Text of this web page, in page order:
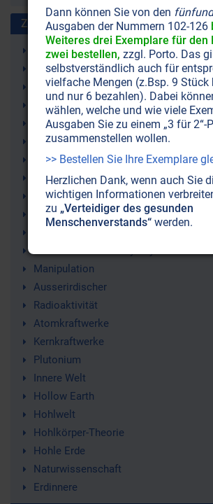
Zusammen benutzt mit:
Kernspaltung
CIA (Central Intelligence Agency)
UFOs
USA (Vereinigte Staaten von Amerika)
Verschwörungstheorien
Admiral Byrd
Amerika
Atomspaltung
Alternativ-Wissenschaft
Weltverschwörungstheorien
Manipulation
Ausserirdischer
Radioaktivität
Atomkraftwerke
Kernkraftwerke
Plutonium
Innere Welt
Hollow Earth
Hohlwelt
Hohlkörper-Theorie
Hohle Erde
Naturwissenschaft
Erdinnere
Dann können Sie von den
Ausgaben der Nummern 102-126
Weiteres drei Exemplare für den
zwei bestellen, zzgl. Porto. Das
selbstverständlich auch für
vielfache Mengen (z.Bsp. 9 Stück
und nur 6 bezahlen). Dabei
wählen, welche und wie viele
Ausgaben Sie zu einem „3 für 2“-
zusammenstellen wollen.
>> Bestellen Sie Ihre Exemplare
Herzlichen Dank, wenn auch Sie
wichtigen Informationen
zu „Verteidiger des gesunden
Menschenverstands“ werden.